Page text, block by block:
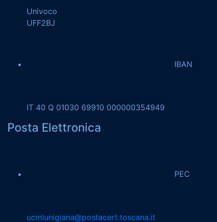
Univoco
UFF2BJ
IBAN
IT 40 Q 01030 69910 000000354949
Posta Elettronica
PEC
ucmlunigiana@postacert.toscana.it